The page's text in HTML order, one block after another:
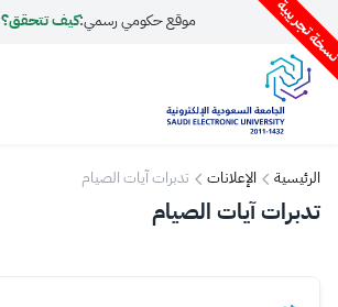
تجريبية موقع حكومي رسمي:كيف تتحقق؟
الرئيسية الإعلانات تدبرات آيات الصيام
تدبرات آيات الصيام